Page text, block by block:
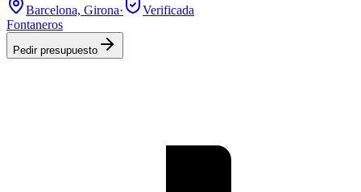
Barcelona, Girona·
Verificada
Fontaneros
Pedir presupuesto